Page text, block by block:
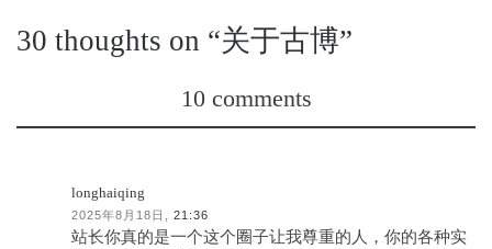
30 thoughts on “关于古博”
10 comments
longhaiqing
2025年8月18日, 21:36
站长你真的是一个这个圈子让我尊重的人，你的各种实